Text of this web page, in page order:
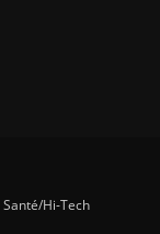
Santé/Hi-Tech